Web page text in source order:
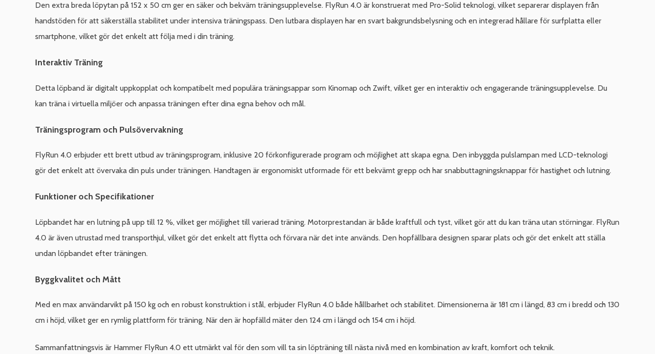
Den extra breda löpytan på 152 x 50 cm ger en säker och bekväm träningsupplevelse. FlyRun 4.0 är konstruerat med Pro-Solid teknologi, vilket separerar displayen från
handstöden för att säkerställa stabilitet under intensiva träningspass. Den lutbara displayen har en svart bakgrundsbelysning och en integrerad hållare för surfplatta eller
smartphone, vilket gör det enkelt att följa med i din träning.
Interaktiv Träning
Detta löpband är digitalt uppkopplat och kompatibelt med populära träningsappar som Kinomap och Zwift, vilket ger en interaktiv och engagerande träningsupplevelse. Du
kan träna i virtuella miljöer och anpassa träningen efter dina egna behov och mål.
Träningsprogram och Pulsövervakning
FlyRun 4.0 erbjuder ett brett utbud av träningsprogram, inklusive 20 förkonfigurerade program och möjlighet att skapa egna. Den inbyggda pulslampan med LCD-teknologi
gör det enkelt att övervaka din puls under träningen. Handtagen är ergonomiskt utformade för ett bekvämt grepp och har snabbuttagningsknappar för hastighet och lutning.
Funktioner och Specifikationer
Löpbandet har en lutning på upp till 12 %, vilket ger möjlighet till varierad träning. Motorprestandan är både kraftfull och tyst, vilket gör att du kan träna utan störningar. FlyRun
4.0 är även utrustad med transporthjul, vilket gör det enkelt att flytta och förvara när det inte används. Den hopfällbara designen sparar plats och gör det enkelt att ställa
undan löpbandet efter träningen.
Byggkvalitet och Mått
Med en max användarvikt på 150 kg och en robust konstruktion i stål, erbjuder FlyRun 4.0 både hållbarhet och stabilitet. Dimensionerna är 181 cm i längd, 83 cm i bredd och 130
cm i höjd, vilket ger en rymlig plattform för träning. När den är hopfälld mäter den 124 cm i längd och 154 cm i höjd.
Sammanfattningsvis är Hammer FlyRun 4.0 ett utmärkt val för den som vill ta sin löpträning till nästa nivå med en kombination av kraft, komfort och teknik.